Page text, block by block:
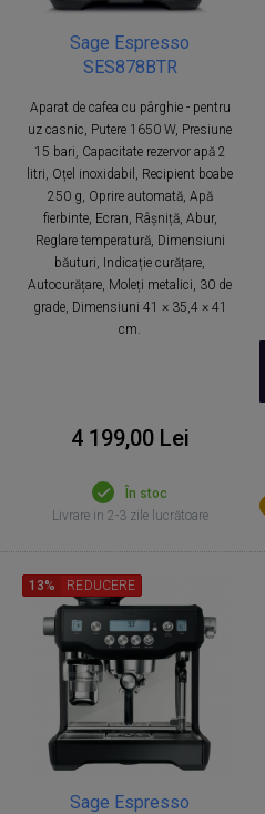
Sage Espresso
SES878BTR
Aparat de cafea cu pârghie - pentru
uz casnic, Putere 1650 W, Presiune
15 bari, Capacitate rezervor apă 2
litri, Oțel inoxidabil, Recipient boabe
250 g, Oprire automată, Apă
fierbinte, Ecran, Râșniță, Abur,
Reglare temperatură, Dimensiuni
băuturi, Indicație curățare,
Autocurățare, Moleți metalici, 30 de
grade, Dimensiuni 41 × 35,4 × 41
cm.
4 199,00 Lei
În stoc
Livrare in 2-3 zile lucrătoare
Sage Espresso
13% REDUCERE